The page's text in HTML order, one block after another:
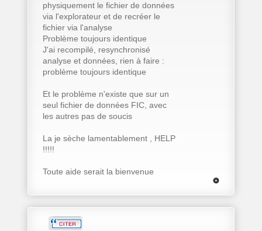
physiquement le fichier de données
via l'explorateur et de recréer le
fichier via l'analyse
Problème toujours identique
J'ai recompilé, resynchronisé
analyse et données, rien à faire :
problème toujours identique
Et le problème n'existe que sur un
seul fichier de données FIC, avec
les autres pas de soucis
La je sèche lamentablement , HELP
!!!!!
Toute aide serait la bienvenue